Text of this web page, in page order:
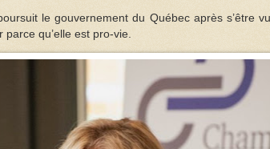
le gouvernement du Québec après s’être
qu’elle est pro-vie.